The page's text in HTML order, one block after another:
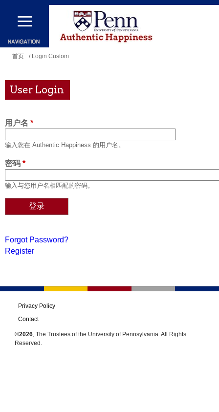
跳
到
主
容
你
这
里
首页 / Login Custom
User Login
用户名 *
输入您在 Authentic Happiness 的用户名。
密码 *
输入与您用户名相匹配的密码。
Forgot Password?
Register
Privacy Policy
Contact
©2026, The Trustees of the University of Pennsylvania. All Rights
Reserved.